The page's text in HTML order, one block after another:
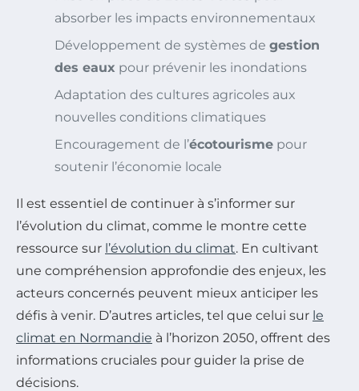
absorber les impacts environnementaux
Développement de systèmes de gestion
des eaux pour prévenir les inondations
Adaptation des cultures agricoles aux
nouvelles conditions climatiques
Encouragement de l’écotourisme pour
soutenir l’économie locale
Il est essentiel de continuer à s’informer sur
l’évolution du climat, comme le montre cette
ressource sur l’évolution du climat. En cultivant
une compréhension approfondie des enjeux, les
acteurs concernés peuvent mieux anticiper les
défis à venir. D’autres articles, tel que celui sur le
climat en Normandie à l’horizon 2050, offrent des
informations cruciales pour guider la prise de
décisions.